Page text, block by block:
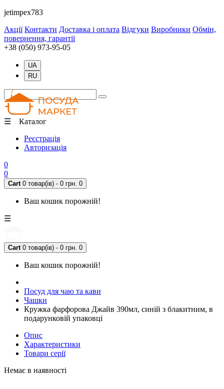
jetimpex783
Акції Контакти Доставка і оплата Відгуки Виробники Обмін,
повернення, гарантії
+38 (050) 973-95-05
UA
RU
☰ Каталог
Реєстрація
Авторизація
0
0
Cart 0 товар(ів) - 0 грн. 0
Ваш кошик порожній!
☰
Cart 0 товар(ів) - 0 грн. 0
Ваш кошик порожній!
Посуд для чаю та кави
Чашки
Кружка фарфорова Джайв 390мл, синій з блакитним, в
подарунковій упаковці
Опис
Характеристики
Товари серії
Немає в наявності